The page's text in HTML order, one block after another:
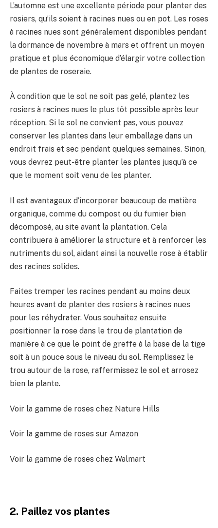
L’automne est une excellente période pour planter des
rosiers, qu’ils soient à racines nues ou en pot. Les roses
à racines nues sont généralement disponibles pendant
la dormance de novembre à mars et offrent un moyen
pratique et plus économique d’élargir votre collection
de plantes de roseraie.
À condition que le sol ne soit pas gelé, plantez les
rosiers à racines nues le plus tôt possible après leur
réception. Si le sol ne convient pas, vous pouvez
conserver les plantes dans leur emballage dans un
endroit frais et sec pendant quelques semaines. Sinon,
vous devrez peut-être planter les plantes jusqu’à ce
que le moment soit venu de les planter.
Il est avantageux d’incorporer beaucoup de matière
organique, comme du compost ou du fumier bien
décomposé, au site avant la plantation. Cela
contribuera à améliorer la structure et à renforcer les
nutriments du sol, aidant ainsi la nouvelle rose à établir
des racines solides.
Faites tremper les racines pendant au moins deux
heures avant de planter des rosiers à racines nues
pour les réhydrater. Vous souhaitez ensuite
positionner la rose dans le trou de plantation de
manière à ce que le point de greffe à la base de la tige
soit à un pouce sous le niveau du sol. Remplissez le
trou autour de la rose, raffermissez le sol et arrosez
bien la plante.
Voir la gamme de roses chez Nature Hills
Voir la gamme de roses sur Amazon
Voir la gamme de roses chez Walmart
2. Paillez vos plantes